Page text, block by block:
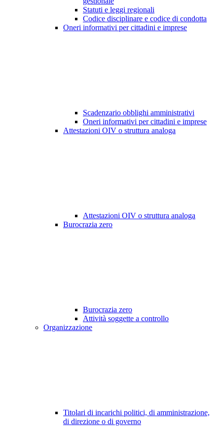
Statuti e leggi regionali
Codice disciplinare e codice di condotta
Oneri informativi per cittadini e imprese
Scadenzario obblighi amministrativi
Oneri informativi per cittadini e imprese
Attestazioni OIV o struttura analoga
Attestazioni OIV o struttura analoga
Burocrazia zero
Burocrazia zero
Attività soggette a controllo
Organizzazione
Titolari di incarichi politici, di amministrazione,
di direzione o di governo